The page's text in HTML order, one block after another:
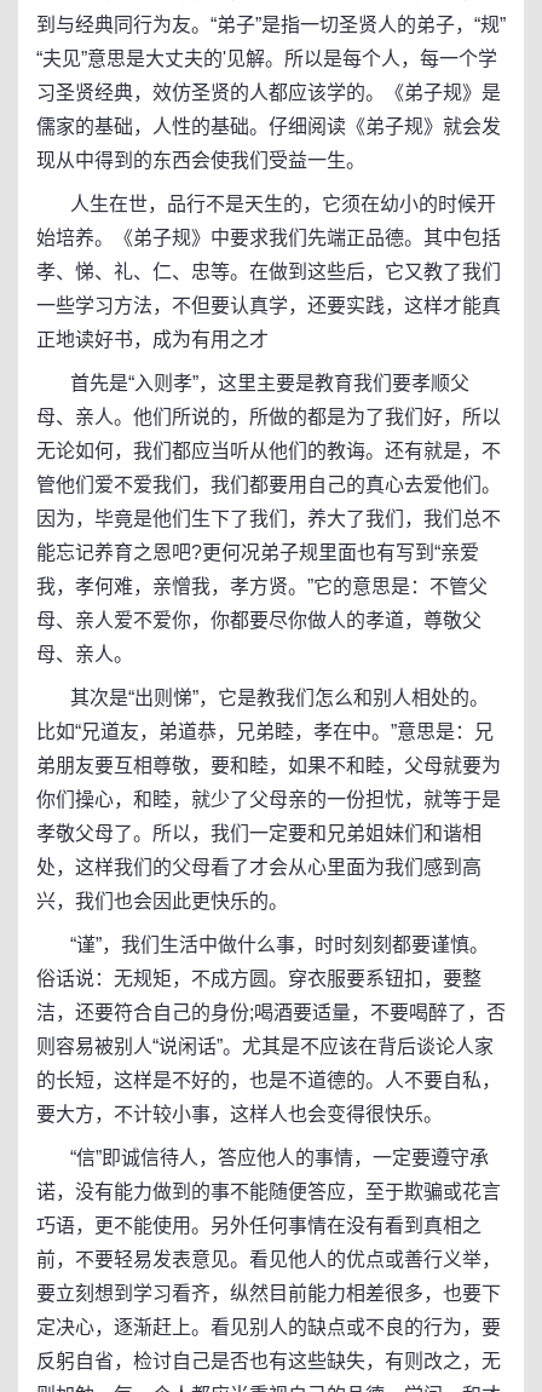
到与经典同行为友。“弟子”是指一切圣贤人的弟子，“规”
“夫见”意思是大丈夫的'见解。所以是每个人，每一个学
习圣贤经典，效仿圣贤的人都应该学的。《弟子规》是
儒家的基础，人性的基础。仔细阅读《弟子规》就会发
现从中得到的东西会使我们受益一生。
人生在世，品行不是天生的，它须在幼小的时候开
始培养。《弟子规》中要求我们先端正品德。其中包括
孝、悌、礼、仁、忠等。在做到这些后，它又教了我们
一些学习方法，不但要认真学，还要实践，这样才能真
正地读好书，成为有用之才
首先是“入则孝”，这里主要是教育我们要孝顺父
母、亲人。他们所说的，所做的都是为了我们好，所以
无论如何，我们都应当听从他们的教诲。还有就是，不
管他们爱不爱我们，我们都要用自己的真心去爱他们。
因为，毕竟是他们生下了我们，养大了我们，我们总不
能忘记养育之恩吧?更何况弟子规里面也有写到“亲爱
我，孝何难，亲憎我，孝方贤。”它的意思是：不管父
母、亲人爱不爱你，你都要尽你做人的孝道，尊敬父
母、亲人。
其次是“出则悌”，它是教我们怎么和别人相处的。
比如“兄道友，弟道恭，兄弟睦，孝在中。”意思是：兄
弟朋友要互相尊敬，要和睦，如果不和睦，父母就要为
你们操心，和睦，就少了父母亲的一份担忧，就等于是
孝敬父母了。所以，我们一定要和兄弟姐妹们和谐相
处，这样我们的父母看了才会从心里面为我们感到高
兴，我们也会因此更快乐的。
“谨”，我们生活中做什么事，时时刻刻都要谨慎。
俗话说：无规矩，不成方圆。穿衣服要系钮扣，要整
洁，还要符合自己的身份;喝酒要适量，不要喝醉了，否
则容易被别人“说闲话”。尤其是不应该在背后谈论人家
的长短，这样是不好的，也是不道德的。人不要自私，
要大方，不计较小事，这样人也会变得很快乐。
“信”即诚信待人，答应他人的事情，一定要遵守承
诺，没有能力做到的事不能随便答应，至于欺骗或花言
巧语，更不能使用。另外任何事情在没有看到真相之
前，不要轻易发表意见。看见他人的优点或善行义举，
要立刻想到学习看齐，纵然目前能力相差很多，也要下
定决心，逐渐赶上。看见别人的缺点或不良的行为，要
反躬自省，检讨自己是否也有这些缺失，有则改之，无